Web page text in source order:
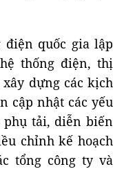
quốc gia lập
thống điện, thị
dựng các kịch
cập nhật các yếu
phụ tải, diễn biến
chỉnh kế hoạch
tổng công ty và